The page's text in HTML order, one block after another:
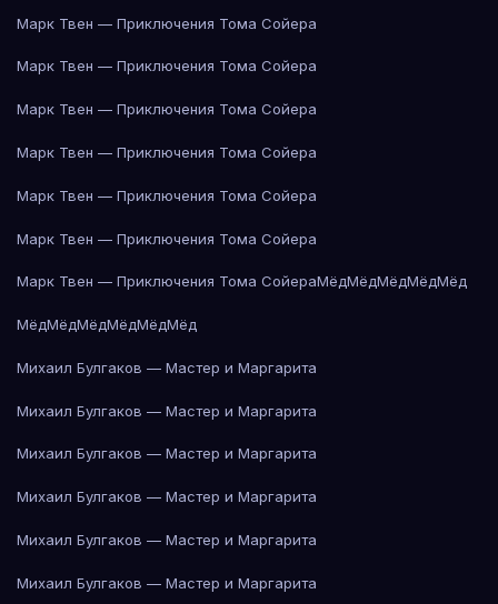
Марк Твен — Приключения Тома Сойера
Марк Твен — Приключения Тома Сойера
Марк Твен — Приключения Тома Сойера
Марк Твен — Приключения Тома Сойера
Марк Твен — Приключения Тома Сойера
Марк Твен — Приключения Тома Сойера
Марк Твен — Приключения Тома СойераМёдМёдМёдМёдМёд
МёдМёдМёдМёдМёдМёд
Михаил Булгаков — Мастер и Маргарита
Михаил Булгаков — Мастер и Маргарита
Михаил Булгаков — Мастер и Маргарита
Михаил Булгаков — Мастер и Маргарита
Михаил Булгаков — Мастер и Маргарита
Михаил Булгаков — Мастер и Маргарита